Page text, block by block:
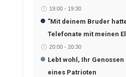
19:00- 19:30
"Mit deinem Bruder
Telefonate mit meinen
20:00- 20:30
Lebt wohl, Ihr Genossen
eines Patrioten